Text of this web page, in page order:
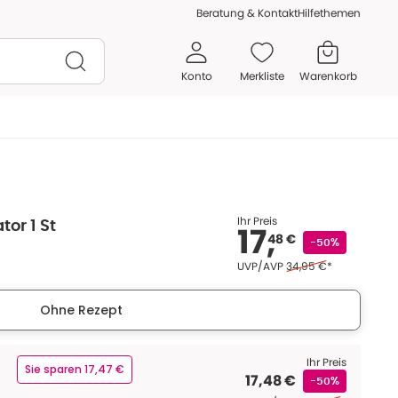
Beratung & KontaktHilfethemen
Konto Merkliste Warenkorb
1 St Ihr Preis
17,48 € -50%
UVP/AVPEhemaliger Preis (U V
34,95 €*
Ohne Rezept
Sie sparen 17,47 € Ihr Preis
17,48 € -50%